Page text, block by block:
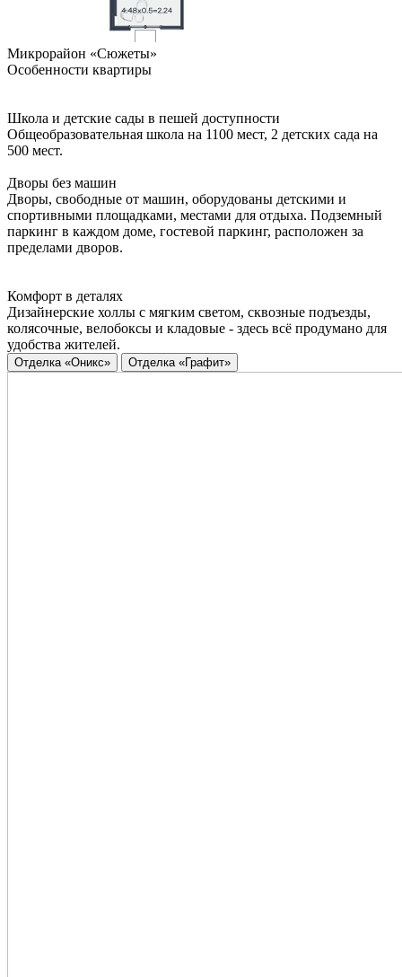
Микрорайон «Сюжеты»
Особенности квартиры
Школа и детские сады в пешей доступности
Общеобразовательная школа на 1100 мест, 2 детских сада на
500 мест.
Дворы без машин
Дворы, свободные от машин, оборудованы детскими и
спортивными площадками, местами для отдыха. Подземный
паркинг в каждом доме, гостевой паркинг, расположен за
пределами дворов.
Комфорт в деталях
Дизайнерские холлы с мягким светом, сквозные подъезды,
колясочные, велобоксы и кладовые - здесь всё продумано для
удобства жителей.
Отделка «Оникс» Отделка «Графит»